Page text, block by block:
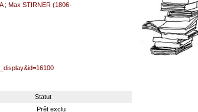
;Max STIRNER (1806-
Statut
Prêt exclu